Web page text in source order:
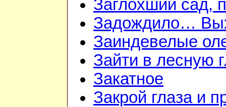
Заглохший сад,
Задождило…
Заиндевелые
Зайти в лесную
Закатное
Закрой глаза и